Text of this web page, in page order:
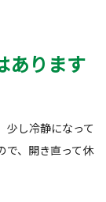
あります
少し冷静になって
で、開き直って休